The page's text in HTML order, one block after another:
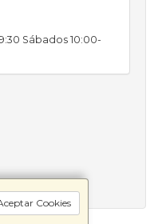
Cookies
Sábados 10:00-